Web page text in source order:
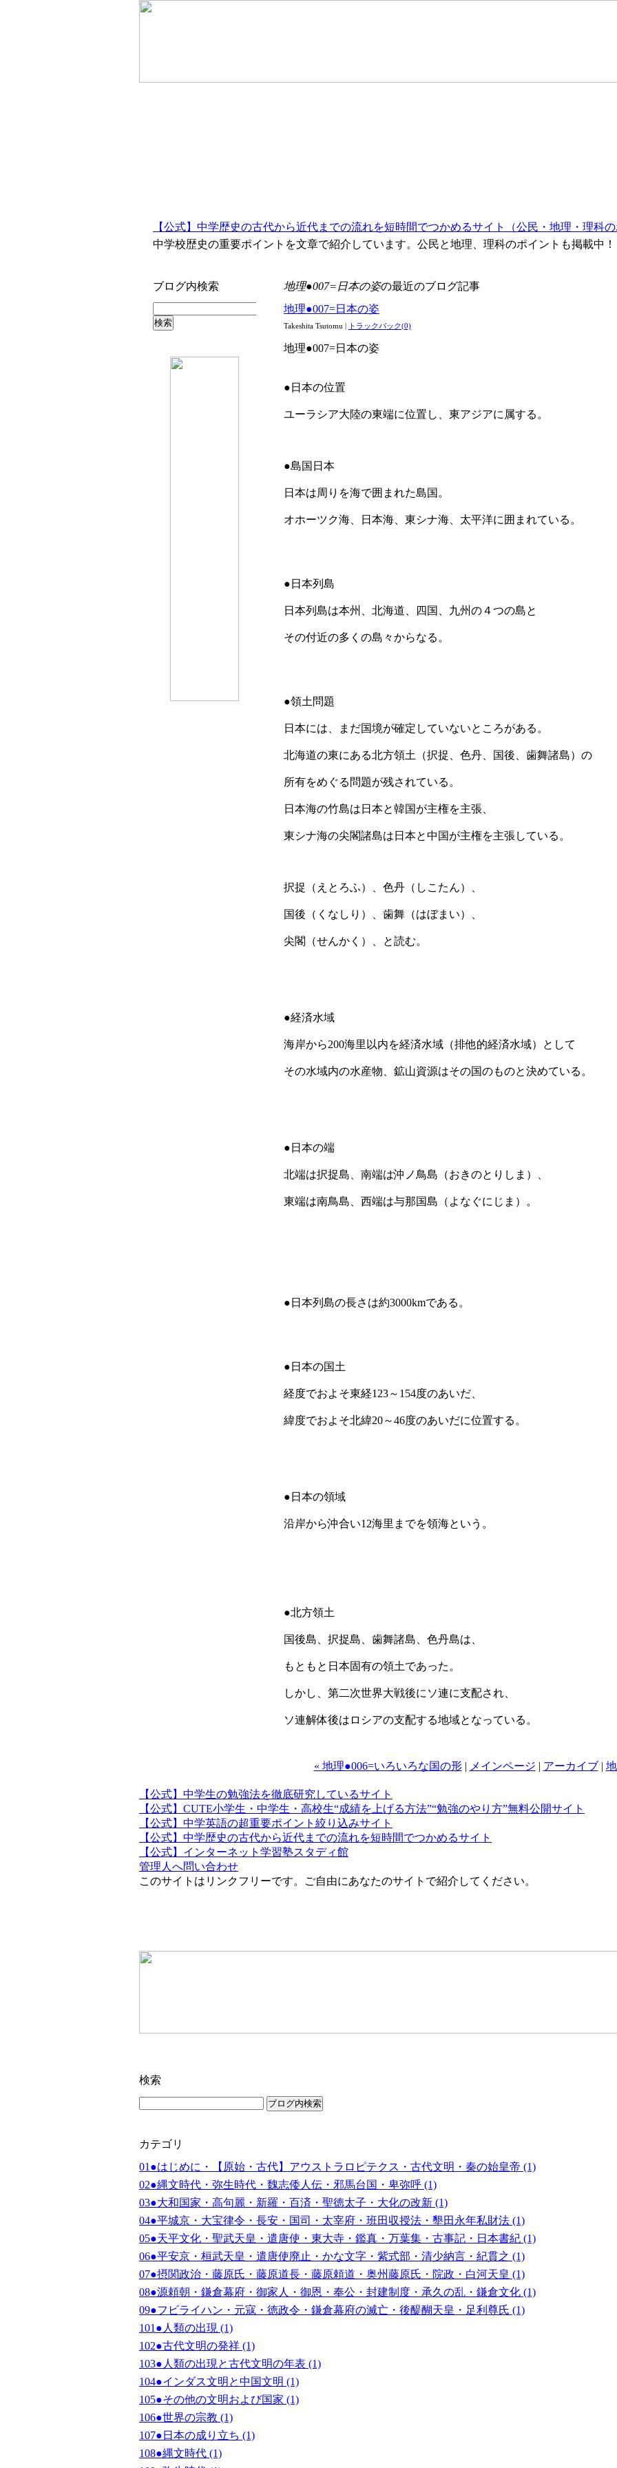
【公式】中学歴史の古代から近代までの流れを短時間でつかめるサイト（公民・地理・理科の
中学校歴史の重要ポイントを文章で紹介しています。公民と地理、理科のポイントも掲載中！
地理●007=日本の姿の最近のブログ記事
地理●007=日本の姿
Takeshita Tsutomu | トラックバック(0)
地理●007=日本の姿
●日本の位置
ユーラシア大陸の東端に位置し、東アジアに属する。
●島国日本
日本は周りを海で囲まれた島国。
オホーツク海、日本海、東シナ海、太平洋に囲まれている。
●日本列島
日本列島は本州、北海道、四国、九州の４つの島と
その付近の多くの島々からなる。
●領土問題
日本には、まだ国境が確定していないところがある。
北海道の東にある北方領土（択捉、色丹、国後、歯舞諸島）の
所有をめぐる問題が残されている。
日本海の竹島は日本と韓国が主権を主張、
東シナ海の尖閣諸島は日本と中国が主権を主張している。
択捉（えとろふ）、色丹（しこたん）、
国後（くなしり）、歯舞（はぼまい）、
尖閣（せんかく）、と読む。
●経済水域
海岸から200海里以内を経済水域（排他的経済水域）として
その水域内の水産物、鉱山資源はその国のものと決めている。
●日本の端
北端は択捉島、南端は沖ノ鳥島（おきのとりしま）、
東端は南鳥島、西端は与那国島（よなぐにじま）。
●日本列島の長さは約3000kmである。
●日本の国土
経度でおよそ東経123～154度のあいだ、
緯度でおよそ北緯20～46度のあいだに位置する。
●日本の領域
沿岸から沖合い12海里までを領海という。
●北方領土
国後島、択捉島、歯舞諸島、色丹島は、
もともと日本固有の領土であった。
しかし、第二次世界大戦後にソ連に支配され、
ソ連解体後はロシアの支配する地域となっている。
« 地理●006=いろいろな国の形| メインページ | アーカイブ|
ブログ内検索
【公式】中学生の勉強法を徹底研究しているサイト
【公式】CUTE小学生・中学生・高校生“成績を上げる方法”“勉強のやり方”無料公開サイト
【公式】中学英語の超重要ポイント絞り込みサイト
【公式】中学歴史の古代から近代までの流れを短時間でつかめるサイト
【公式】インターネット学習塾スタディ館
管理人へ問い合わせ
このサイトはリンクフリーです。ご自由にあなたのサイトで紹介してください。
検索
カテゴリ
01●はじめに・【原始・古代】アウストラロピテクス・古代文明・秦の始皇帝 (1)
02●縄文時代・弥生時代・魏志倭人伝・邪馬台国・卑弥呼 (1)
03●大和国家・高句麗・新羅・百済・聖徳太子・大化の改新 (1)
04●平城京・大宝律令・長安・国司・太宰府・班田収授法・墾田永年私財法 (1)
05●天平文化・聖武天皇・遣唐使・東大寺・鑑真・万葉集・古事記・日本書紀 (1)
06●平安京・桓武天皇・遣唐使廃止・かな文字・紫式部・清少納言・紀貫之 (1)
07●摂関政治・藤原氏・藤原道長・藤原頼道・奥州藤原氏・院政・白河天皇 (1)
08●源頼朝・鎌倉幕府・御家人・御恩・奉公・封建制度・承久の乱・鎌倉文化 (1)
09●フビライハン・元寇・徳政令・鎌倉幕府の滅亡・後醍醐天皇・足利尊氏 (1)
101●人類の出現 (1)
102●古代文明の発祥 (1)
103●人類の出現と古代文明の年表 (1)
104●インダス文明と中国文明 (1)
105●その他の文明および国家 (1)
106●世界の宗教 (1)
107●日本の成り立ち (1)
108●縄文時代 (1)